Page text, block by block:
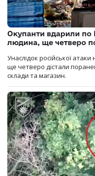
Окупанти вдарили по
людина, ще четверо
Унаслідок російської
ще четверо дістали
склади та магазин.